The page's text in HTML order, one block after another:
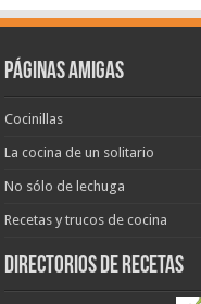
Páginas amigas
Cocinillas
La cocina de un solitario
No sólo de lechuga
Recetas y trucos de cocina
Directorios de recetas